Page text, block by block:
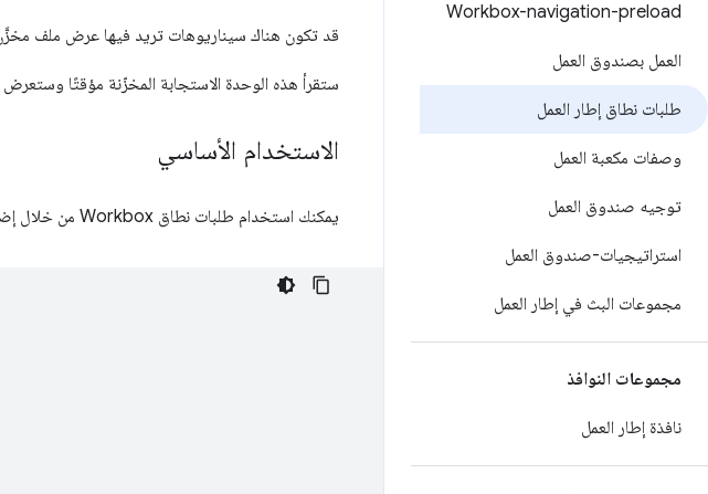
Workbox-navigation-preload
العمل بصندوق العمل
طلبات نطاق إطار العمل
وصفات مكعبة العمل
توجيه صندوق العمل
استراتيجيات-صندوق العمل
مجموعات البث في إطار العمل
مجموعات النوافذ
نافذة إطار العمل
قد تكون هناك سيناريوهات تريد فيها عرض ملف
ستقرأ هذه الوحدة الاستجابة المخزّنة مؤقتًا وستعرض
الاستخدام الأساسي
يمكنك استخدام طلبات نطاق Workbox من خلال إضافة المكوّن الإضافي إلى استراتيجية تريد التحقق من طلبات النطاق وفقًا لها.